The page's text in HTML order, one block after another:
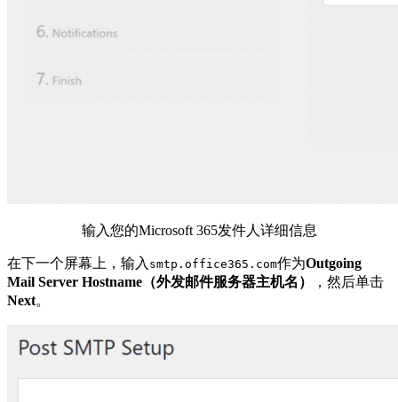
输入您的Microsoft 365发件人详细信息
在下一个屏幕上，输入 smtp.office365.com作为Outgoing
Mail Server Hostname（外发邮件服务器主机名）
，然后单击
Next。